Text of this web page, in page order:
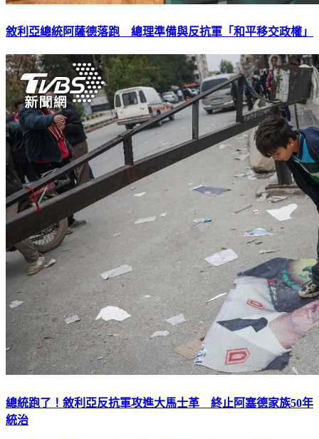
敘利亞總統阿薩德落跑 總理準備與反抗軍「和平移交政權」
總統跑了！敘利亞反抗軍攻進大馬士革 終止阿塞德家族50年
統治